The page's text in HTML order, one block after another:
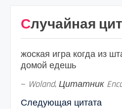
Случайная
жоская игра когда из
домой едешь
— Woland, Цитатник
Следующая цитата